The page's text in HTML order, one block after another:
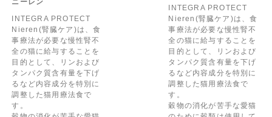
ニーレン
INTEGRA PROTECT
Nieren(腎臓ケア)は、食
事療法が必要な慢性腎不
全の猫に給与することを
目的として、リンおよび
タンパク質含有量を下げ
るなど内容成分を特別に
調整した猫用療法食で
す。
INTEGRA PROTECT
Nieren(腎臓ケア)は、食
事療法が必要な慢性腎不
全の猫に給与することを
目的として、リンおよび
タンパク質含有量を下げ
るなど内容成分を特別に
調整した猫用療法食で
す。
穀物の消化が苦手な愛猫